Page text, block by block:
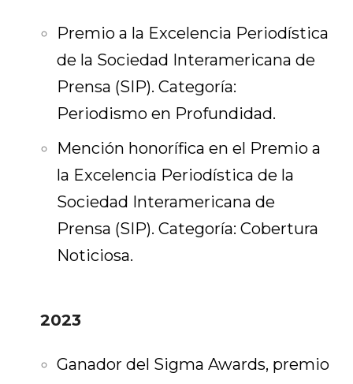
Premio a la Excelencia Periodística
de la Sociedad Interamericana de
Prensa (SIP). Categoría:
Periodismo en Profundidad.
Mención honorífica en el Premio a
la Excelencia Periodística de la
Sociedad Interamericana de
Prensa (SIP). Categoría: Cobertura
Noticiosa.
2023
Ganador del Sigma Awards, premio